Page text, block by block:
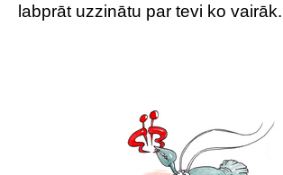
labprāt uzzinātu par tevi ko vairāk.